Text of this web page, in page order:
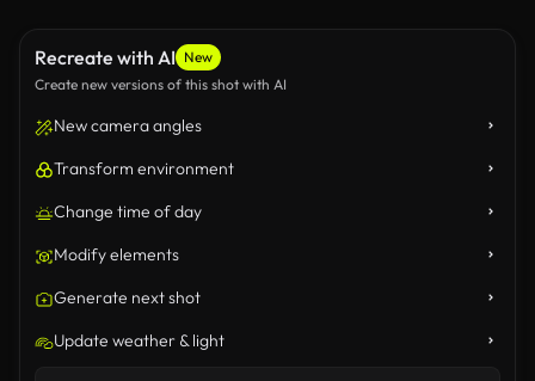
Recreate with AI New
Create new versions of this shot with AI
New camera angles
Transform environment
Change time of day
Modify elements
Generate next shot
Update weather & light